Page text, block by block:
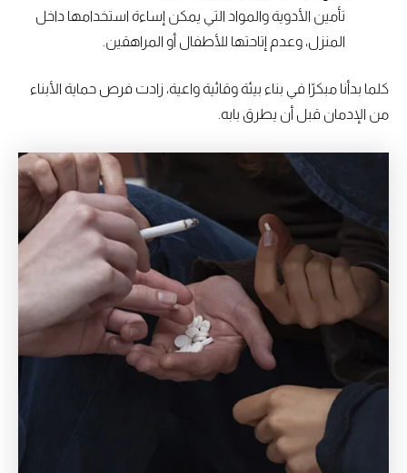
تأمين الأدوية والمواد التي يمكن إساءة استخدامها داخل
المنزل، وعدم إتاحتها للأطفال أو المراهقين.
كلما بدأنا مبكرًا في بناء بيئة وقائية واعية، زادت فرص حماية الأبناء
من الإدمان قبل أن يطرق بابه.